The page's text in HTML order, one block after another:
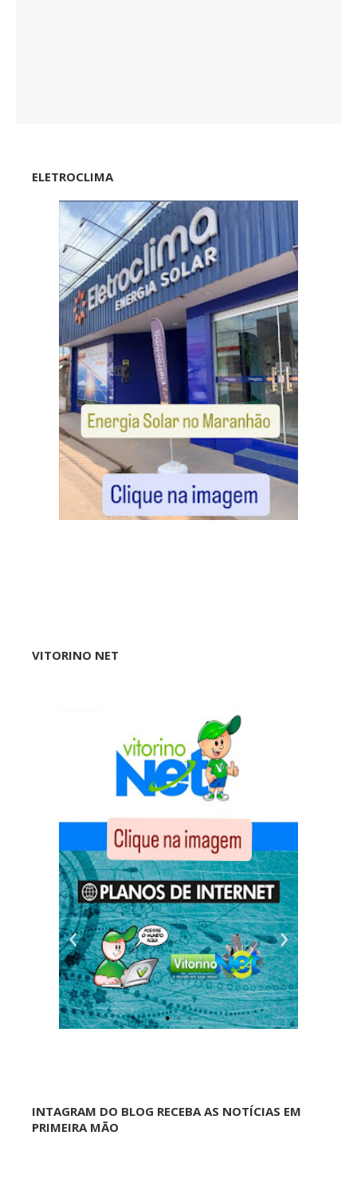
ELETROCLIMA
VITORINO NET
INTAGRAM DO BLOG RECEBA AS NOTÍCIAS EM
PRIMEIRA MÃO